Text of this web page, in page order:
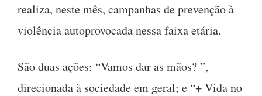
realiza, neste mês, campanhas de prevenção à
violência autoprovocada nessa faixa etária.
São duas ações: “Vamos dar as mãos? ”,
direcionada à sociedade em geral; e “+ Vida no